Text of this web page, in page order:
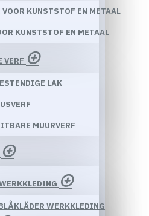
KUNSTSTOF EN METAAL
KUNSTSTOF EN METAAL
VERF
LAK
MUURVERF
WERKKLEDING